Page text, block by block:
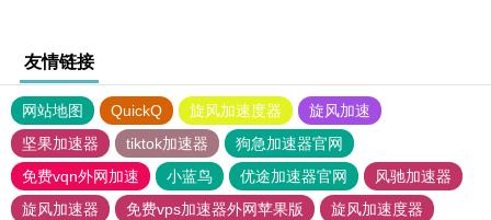
友情链接
网站地图 QuickQ 旋风加速度器
旋风加速
坚果加速器
tiktok加速器
狗急加速器官网
免费vqn外网加速
小蓝鸟 优途加速器官网
风驰加速器
旋风加速器
免费vps加速器外网苹果版
旋风加速度器